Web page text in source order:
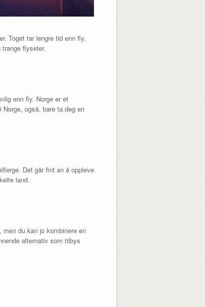
Toget tar lengre tid enn fly,
flyseter.
enn fly. Norge er et
også, bare ta deg en
Det går fint an å oppleve
land.
du kan jo kombinere en
alternativ som tilbys